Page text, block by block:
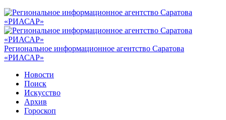
Региональное информационное агентство Саратова
«РИАСАР»
Новости
Поиск
Искусство
Архив
Гороскоп